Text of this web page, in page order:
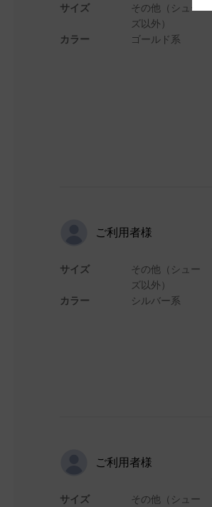
サイズ
カラー
その他（シュー
ズ以外）
ゴールド系
ご利用者様
サイズ
カラー
その他（シュー
ズ以外）
シルバー系
ご利用者様
サイズ
その他（シュー